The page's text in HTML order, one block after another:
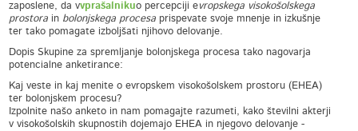
zaposlene, da vvprašalnikuo percepciji evropskega visokošolskega
prostora in bolonjskega procesa prispevate svoje mnenje in izkušnje
ter tako pomagate izboljšati njihovo delovanje.
Dopis Skupine za spremljanje bolonjskega procesa tako nagovarja
potencialne anketirance:
Kaj veste in kaj menite o evropskem visokošolskem prostoru (EHEA)
ter bolonjskem procesu?
Izpolnite našo anketo in nam pomagajte razumeti, kako številni akterji
v visokošolskih skupnostih dojemajo EHEA in njegovo delovanje -